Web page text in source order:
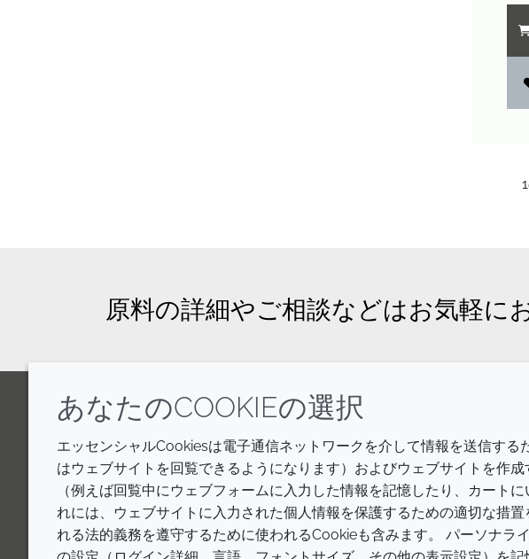
1
原料の詳細やご相談などはお気軽に
LinkedInYoutubeLine
Annual Report
Sustainability
Croda.com
あなたのCOOKIEの選択
エッセンシャルCookiesは電子通信ネットワークを介して情報を送信す
はウェブサイトを回覧できるようになります）およびウェブサイトを作
（例えば回覧中にウェブフォームに入力した情報を記憶したり、カート
れには、ウェブサイトに入力された個人情報を保護するための適切な措
れる法的義務を遵守するために使われるCookieも含みます。 パーソナラ